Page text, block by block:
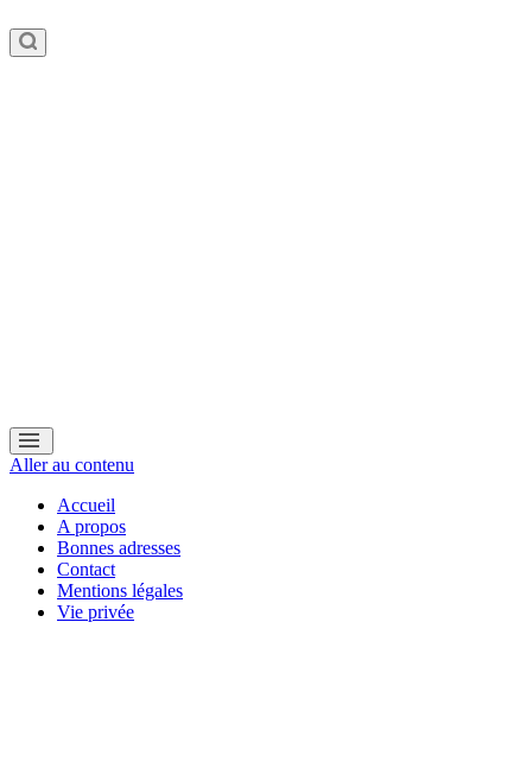
Aller au contenu
Accueil
A propos
Bonnes adresses
Contact
Mentions légales
Vie privée